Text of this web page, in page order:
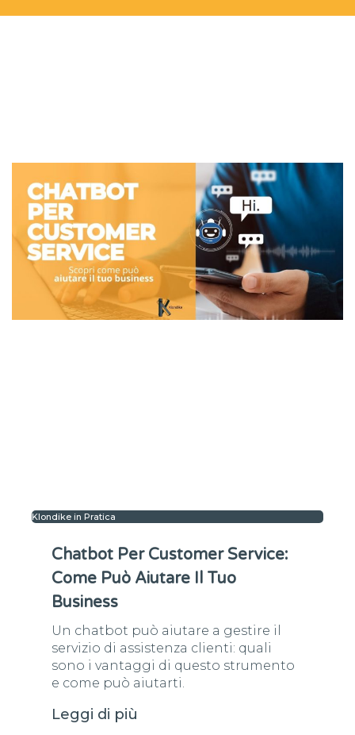
Klondike in Pratica
Chatbot Per Customer Service:
Come Può Aiutare Il Tuo
Business
Un chatbot può aiutare a gestire il
servizio di assistenza clienti: quali
sono i vantaggi di questo strumento
e come può aiutarti.
Leggi di più